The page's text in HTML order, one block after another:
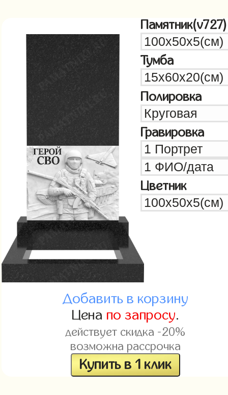
Памятник(v727)
Тумба
Полировка
Гравировка
Цветник
Добавить в корзину
Цена по запросу.
действует скидка -20%
возможна рассрочка
Купить в 1 клик